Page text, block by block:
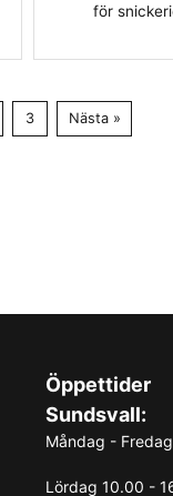
för
3 Nästa »
Öppettider
Sundsvall:
Måndag -
Lördag 10.00 -